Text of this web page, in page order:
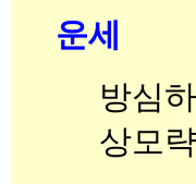
운세
방심
상모